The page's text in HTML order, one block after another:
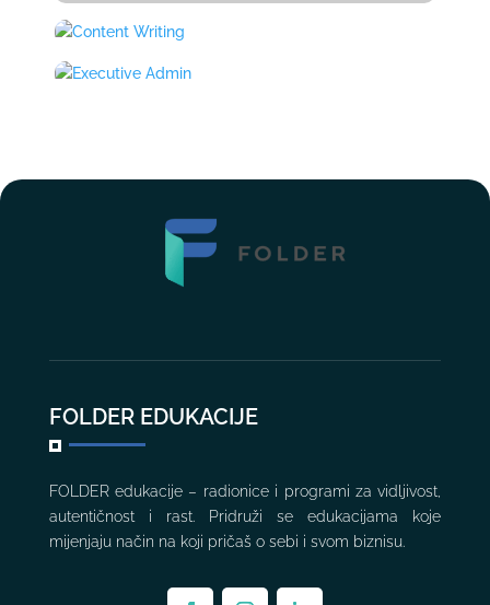
FOLDER EDUKACIJE
FOLDER edukacije – radionice i programi za vidljivost,
autentičnost i rast. Pridruži se edukacijama koje
mijenjaju način na koji pričaš o sebi i svom biznisu.